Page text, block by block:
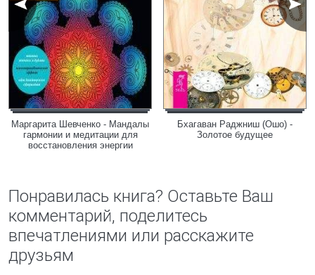
Маргарита Шевченко - Мандалы
гармонии и медитации для
восстановления энергии
Бхагаван Раджниш (Ошо) -
Золотое будущее
Понравилась книга? Оставьте Ваш
комментарий, поделитесь
впечатлениями или расскажите
друзьям